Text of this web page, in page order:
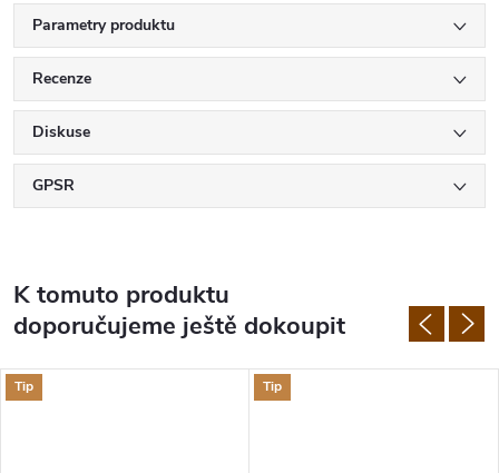
Parametry produktu
Recenze
Diskuse
GPSR
K tomuto produktu
doporučujeme ještě dokoupit
Tip Tip